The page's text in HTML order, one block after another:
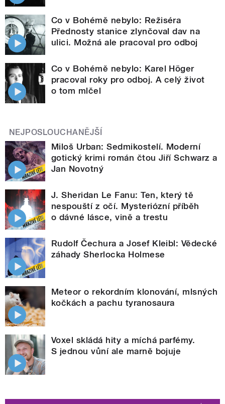
Co v Bohémě nebylo: Režiséra
Přednosty stanice zlynčoval dav na
ulici. Možná ale pracoval pro odboj
Co v Bohémě nebylo: Karel Höger
pracoval roky pro odboj. A celý život
o tom mlčel
NEJPOSLOUCHANĚJŠÍ
Miloš Urban: Sedmikostelí. Moderní
gotický krimi román čtou Jiří Schwarz a
Jan Novotný
J. Sheridan Le Fanu: Ten, který tě
nespouští z očí. Mysteriózní příběh
o dávné lásce, vině a trestu
Rudolf Čechura a Josef Kleibl: Vědecké
záhady Sherlocka Holmese
Meteor o rekordním klonování, mlsných
kočkách a pachu tyranosaura
Voxel skládá hity a míchá parfémy.
S jednou vůní ale marně bojuje